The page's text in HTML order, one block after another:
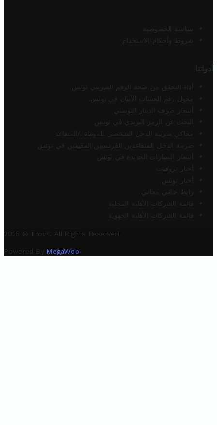
سياسة الخصوصية
شروط وأحكام الاستخدام
أدواتنا
أداة التحقق من صحة الرقم الضريبي تونس
محول رقم الحساب الآيبان في تونس
أسعار صرف الدينار التونسي
البحث عن الرمز البريدي في تونس
محاكي ضريبة الدخل الشخصي للموظف/المتقاعد
ضريبة الدخل للمتقاعدين الفرنسيين المقيمين في تونس
أسعار السيارات الجديدة في تونس
أخبار تروفيت
أخبار تونس
رابط خلفي مجاني
قائمة الشركات الأهلية المحلية
قائمة الشركات الأهلية الجهوية
2025 © Trovit. All Rights Reserved.
Powered By MegaWeb